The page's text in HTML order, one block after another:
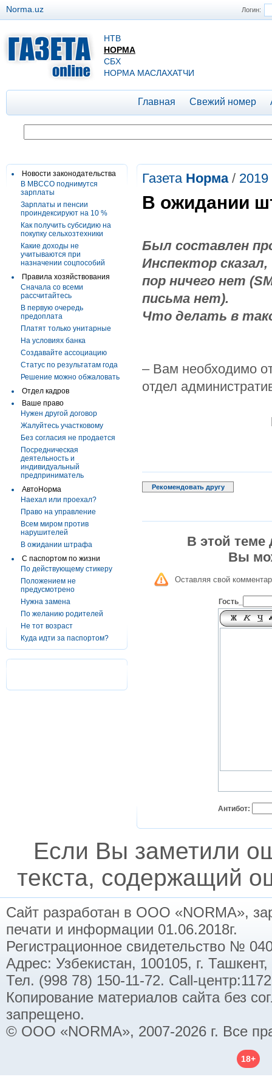
Логин:
Norma.uz
НТВ
НОРМА
СБХ
НОРМА МАСЛАХАТЧИ
Главная Свежий номер
Новости законодательства
В МВССО поднимутся
зарплаты
Зарплаты и пенсии
проиндексируют на 10 %
Как получить субсидию на
покупку сельхозтехники
Какие доходы не
учитываются при
назначении соцпособий
Правила хозяйствования
Сначала со всеми
рассчитайтесь
В первую очередь
предоплата
Платят только унитарные
На условиях банка
Создавайте ассоциацию
Статус по результатам года
Решение можно обжаловать
Отдел кадров
Ваше право
Нужен другой договор
Жалуйтесь участковому
Без согласия не продается
Посредническая
деятельность и
индивидуальный
предприниматель
АвтоНорма
Наехал или проехал?
Право на управление
Всем миром против
нарушителей
В ожидании штрафа
С паспортом по жизни
По действующему стикеру
Положением не
предусмотрено
Нужна замена
По желанию родителей
Не тот возраст
Куда идти за паспортом?
Газета Норма/ 2019
В ожидании
Был составлен
Инспектор
пор ничего нет
письма нет).
Что делать в
– Вам необходимо
отдел
Рекомендовать другу
В этой теме
Вы
Оставляя свой
Гость_
Антибот:
Если Вы заметили
текста, содержащий
Сайт разработан в ООО «NORMA»,
печати и информации 01.06.2018г.
Регистрационное свидетельство №
Адрес: Узбекистан, 100105, г.
Тел. (998 78) 150-11-72. Call-
Копирование материалов сайта без
запрещено.
© ООО «NORMA», 2007-2026 г. Все
18+